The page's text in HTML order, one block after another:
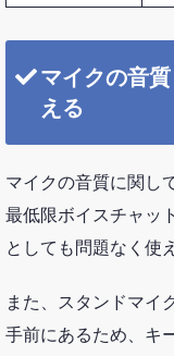
マイクの音
える
マイクの音質に関し
最低限ボイスチャッ
としても問題なく使
また、スタンドマイ
手前にあるため、キ